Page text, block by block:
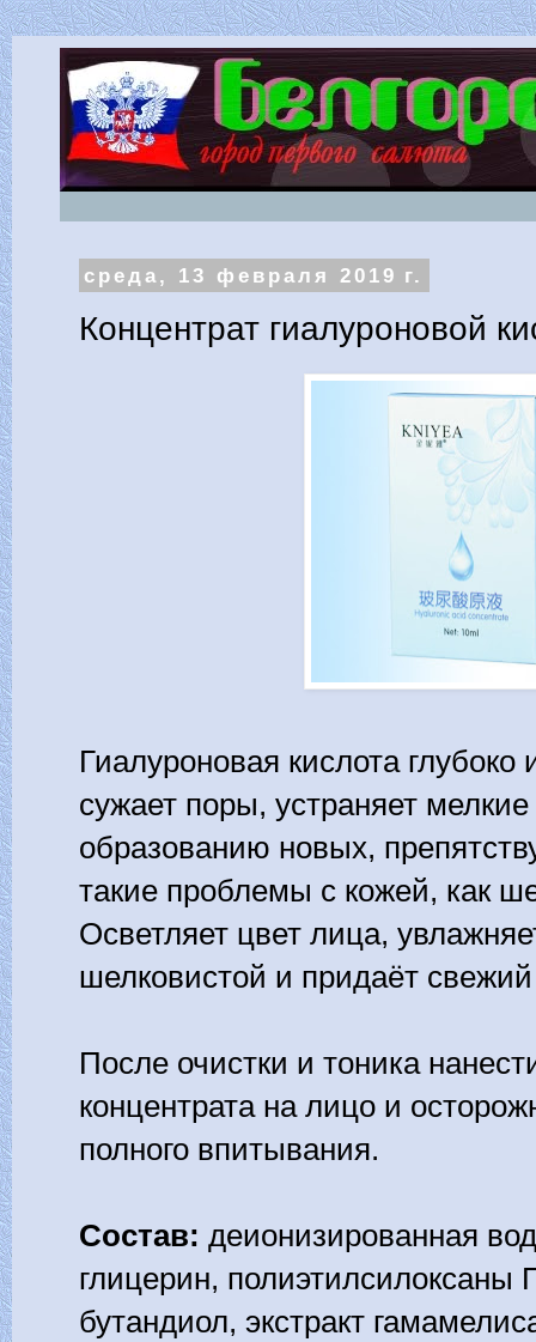
среда, 13 февраля 2019 г.
Концентрат гиалуроновой
Гиалуроновая кислота
сужает поры, устраняет
образованию новых,
такие проблемы с кожей, как
Осветляет цвет лица,
шелковистой и придаёт
После очистки и тоника
концентрата на лицо и
полного впитывания.
Состав: деионизированная
глицерин, полиэтилсилоксаны
бутандиол, экстракт